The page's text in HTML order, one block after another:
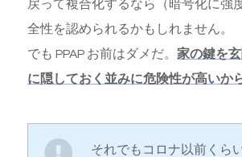
戻って複合化するなら（暗号化に強
全性を認められるかもしれません。
でも PPAP お前はダメだ。 家の鍵を
に隠しておく並みに危険性が高いか
それでもコロナ以前くら